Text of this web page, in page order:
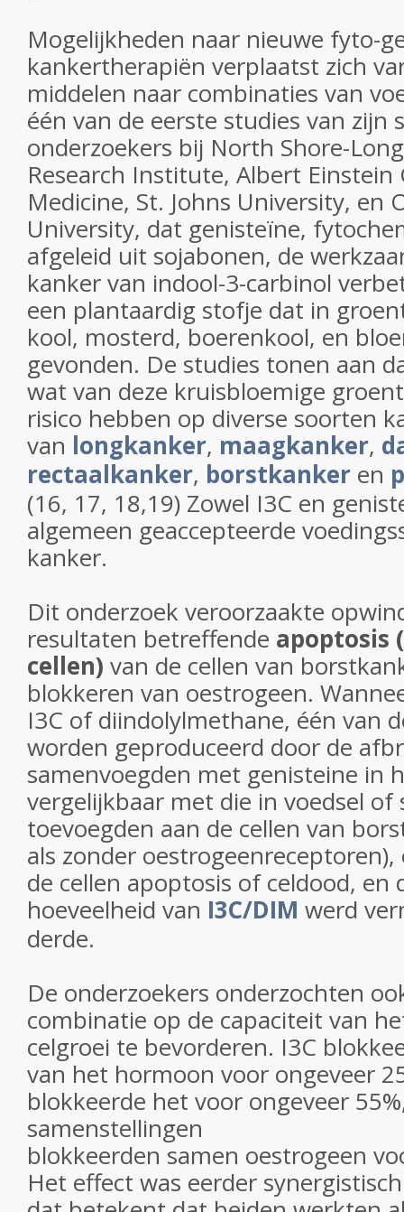
Mogelijkheden naar nieuwe fyto-
kankertherapiën verplaatst zich
middelen naar combinaties van
één van de eerste studies van zijn
onderzoekers bij North Shore-
Research Institute, Albert Einstein
Medicine, St. Johns University, en
University, dat genisteïne,
afgeleid uit sojabonen, de
kanker van indool-3-carbinol
een plantaardig stofje dat in
kool, mosterd, boerenkool, en
gevonden. De studies tonen aan
wat van deze kruisbloemige
risico hebben op diverse soorten
van longkanker, maagkanker,
rectaalkanker, borstkanker en
(16, 17, 18,19) Zowel I3C en
algemeen geaccepteerde
kanker.
Dit onderzoek veroorzaakte
resultaten betreffende apoptosis
cellen) van de cellen van
blokkeren van oestrogeen.
I3C of diindolylmethane, één van
worden geproduceerd door de
samenvoegden met genisteine in
vergelijkbaar met die in voedsel
toevoegden aan de cellen van
als zonder
de cellen apoptosis of celdood, en
hoeveelheid van I3C/DIM werd
derde.
De onderzoekers onderzochten
combinatie op de capaciteit van
celgroei te bevorderen. I3C
van het hormoon voor ongeveer
blokkeerde het voor ongeveer
samenstellingen
blokkeerden samen oestrogeen
Het effect was eerder